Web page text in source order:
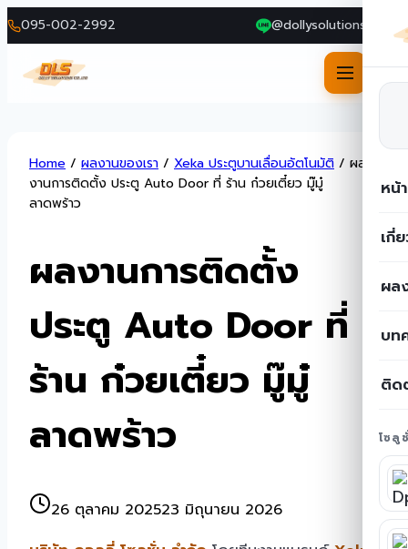
095-002-2992 @dollysolutions
หน้
เกี่
ผล
บท
ติด
โซลู
Home / ผลงานของเรา / Xeka ประตูบานเลื่อนอัตโนมัติ / ผล
งานการติดตั้ง ประตู Auto Door ที่ ร้าน ก๋วยเตี๋ยว มู๊มู๋
ลาดพร้าว
ผลงานการติดตั้ง
ประตู Auto Door ที่
ร้าน ก๋วยเตี๋ยว มู๊มู๋
ลาดพร้าว
26 ตุลาคม 202523 มิถุนายน 2026